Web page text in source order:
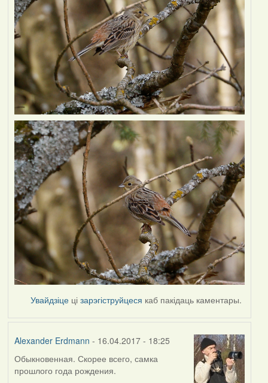
Увайдзіце цізарэгіструйцеся каб пакідаць каментары.
Alexander Erdmann - 16.04.2017 - 18:25
In
reply
Обыкновенная. Скорее всего, самка
прошлого года рождения.